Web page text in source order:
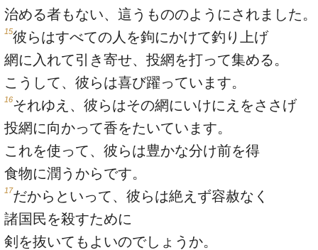
治める者もない、這うもののようにされました。
15彼らはすべての人を鉤にかけて釣り上げ
網に入れて引き寄せ、投網を打って集める。
こうして、彼らは喜び躍っています。
16それゆえ、彼らはその網にいけにえをささげ
投網に向かって香をたいています。
これを使って、彼らは豊かな分け前を得
食物に潤うからです。
17だからといって、彼らは絶えず容赦なく
諸国民を殺すために
剣を抜いてもよいのでしょうか。